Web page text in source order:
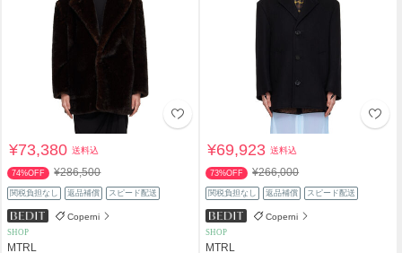
¥73,380送料込
74%OFF ¥286,500
関税負担なし 返品補償 スピード配送
Coperni
SHOP
MTRL
¥69,923送料込
73%OFF ¥266,000
関税負担なし 返品補償 スピード配送
Coperni
SHOP
MTRL